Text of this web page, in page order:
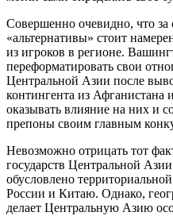
Совершенно очевидно, что за
«альтернативы» стоит
из игроков в регионе.
переформатировать свои
Центральной Азии после
контингента из Афганистана
оказывать влияние на них и
препоны своим главным
Невозможно отрицать тот
государств Центральной
обусловлено
России и Китаю. Однако,
делает Центральную Азию